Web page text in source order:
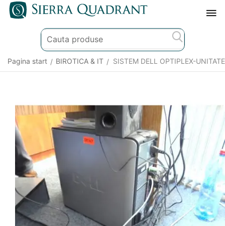
Pagina start / BIROTICA & IT / SISTEM DELL OPTIPLEX-